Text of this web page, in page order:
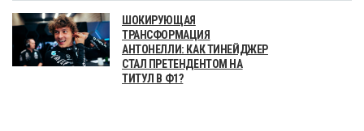
ШОКИРУЮЩАЯ
ТРАНСФОРМАЦИЯ
АНТОНЕЛЛИ: КАК ТИНЕЙДЖЕР
СТАЛ ПРЕТЕНДЕНТОМ НА
ТИТУЛ В Ф1?